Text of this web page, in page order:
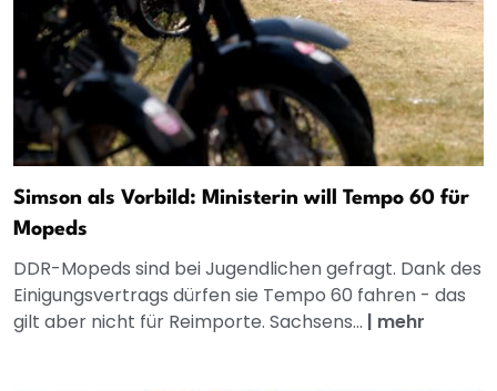
Simson als Vorbild: Ministerin will Tempo 60 für
Mopeds
DDR-Mopeds sind bei Jugendlichen gefragt. Dank des
Einigungsvertrags dürfen sie Tempo 60 fahren - das
gilt aber nicht für Reimporte. Sachsens... | mehr